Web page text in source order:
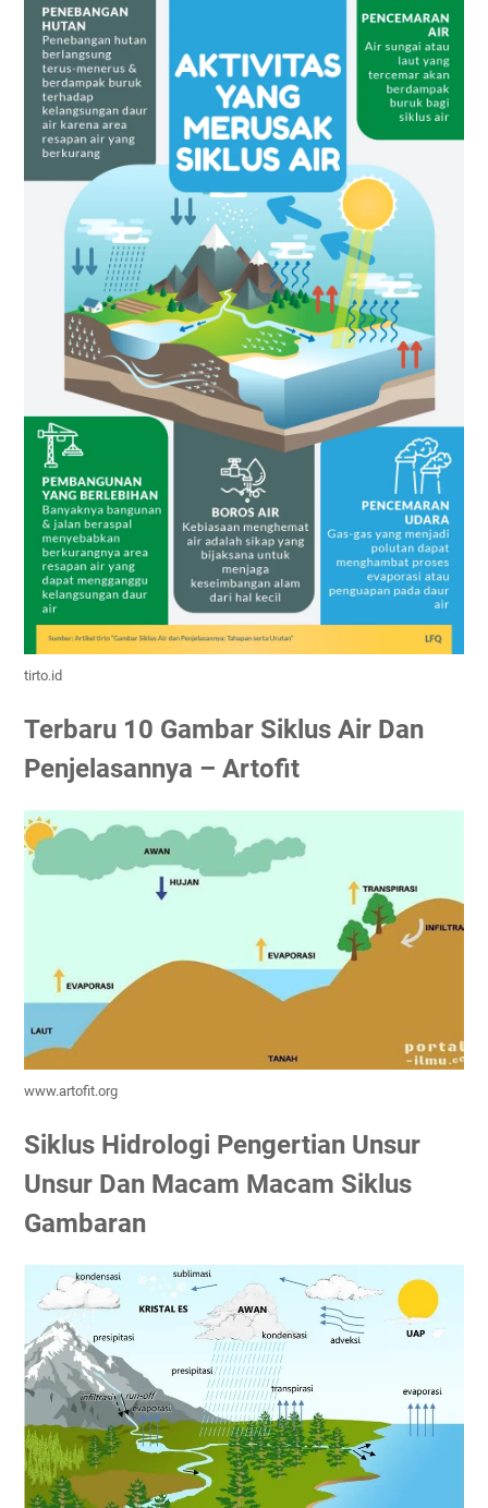
tirto.id
Terbaru 10 Gambar Siklus Air Dan
Penjelasannya – Artofit
www.artofit.org
Siklus Hidrologi Pengertian Unsur
Unsur Dan Macam Macam Siklus
Gambaran